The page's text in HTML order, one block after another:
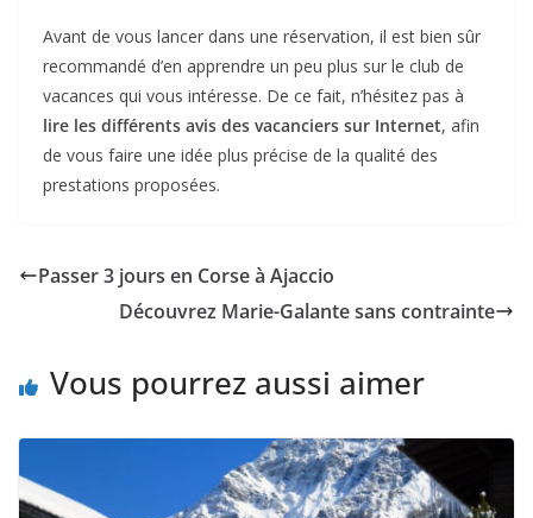
Avant de vous lancer dans une réservation, il est bien sûr
recommandé d’en apprendre un peu plus sur le club de
vacances qui vous intéresse. De ce fait, n’hésitez pas à
lire les différents avis des vacanciers sur Internet, afin
de vous faire une idée plus précise de la qualité des
prestations proposées.
Passer 3 jours en Corse à Ajaccio
Découvrez Marie-Galante sans contrainte
Vous pourrez aussi aimer